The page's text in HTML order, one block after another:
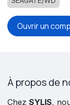
Ouvrir un
À propos de
Chez SYLIS,